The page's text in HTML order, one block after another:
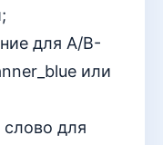
для A/B-
или
для